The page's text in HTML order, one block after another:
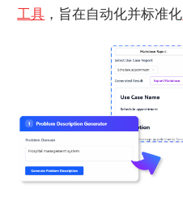
工具 ，旨在自动化并标准化